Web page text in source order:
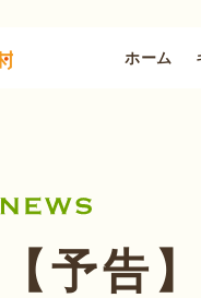
ホーム
【予告